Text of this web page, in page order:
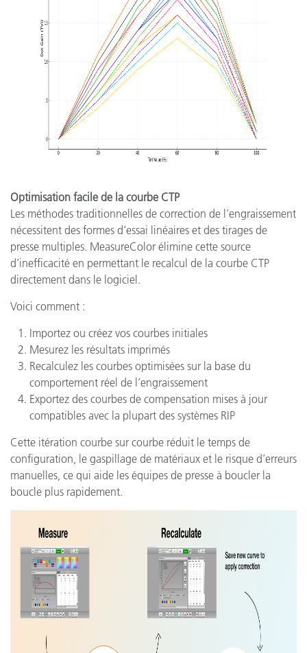
Optimisation facile de la courbe CTP
Les méthodes traditionnelles de correction de l’engraissement
nécessitent des formes d’essai linéaires et des tirages de
presse multiples. MeasureColor élimine cette source
d’inefficacité en permettant le recalcul de la courbe CTP
directement dans le logiciel.
Voici comment :
Importez ou créez vos courbes initiales
Mesurez les résultats imprimés
Recalculez les courbes optimisées sur la base du
comportement réel de l’engraissement
Exportez des courbes de compensation mises à jour
compatibles avec la plupart des systèmes RIP
Cette itération courbe sur courbe réduit le temps de
configuration, le gaspillage de matériaux et le risque d’erreurs
manuelles, ce qui aide les équipes de presse à boucler la
boucle plus rapidement.